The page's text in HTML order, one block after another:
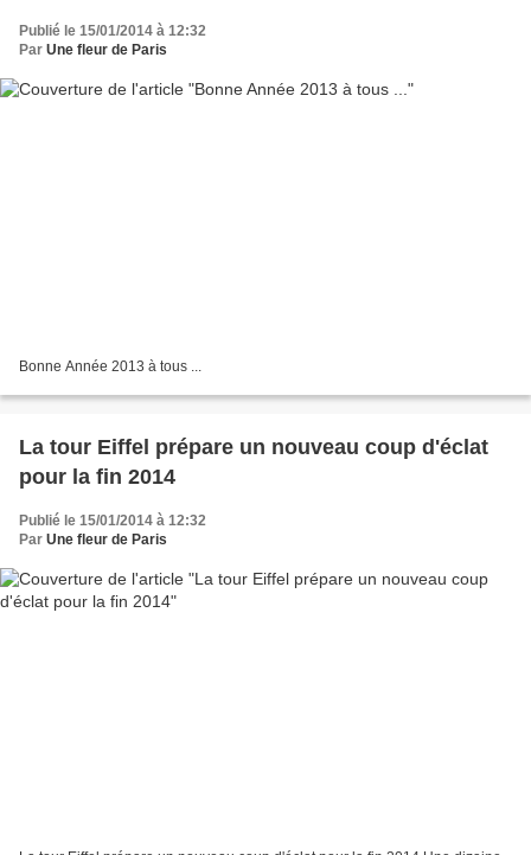
Publié le 15/01/2014 à 12:32
Par Une fleur de Paris
Bonne Année 2013 à tous ...
La tour Eiffel prépare un nouveau coup d'éclat
pour la fin 2014
Publié le 15/01/2014 à 12:32
Par Une fleur de Paris